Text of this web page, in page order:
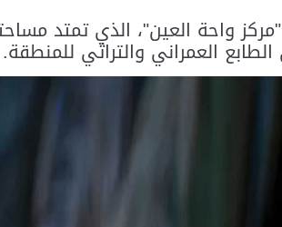
العمراني والتراثي للمنطقة.